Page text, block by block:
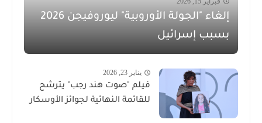
إلغاء "الجولة الأوروبية" ليوروفيجن 2026
بسبب إسرائيل
يناير 23, 2026
فيلم "صوت هند رجب" يترشح
للقائمة النهائية لجوائز الأوسكار